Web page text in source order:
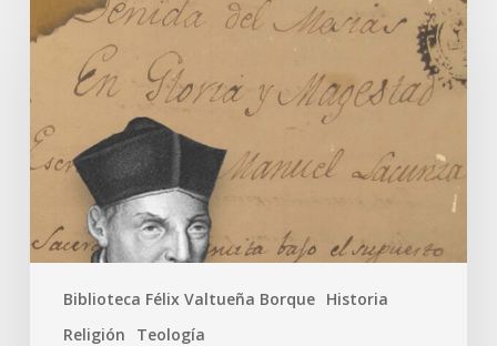
Biblioteca Félix Valtueña Borque Historia
Religión
Teología